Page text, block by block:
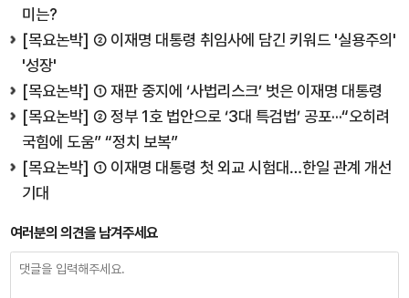
미는?
[목요논박] ② 이재명 대통령 취임사에 담긴 키워드 '실용주의'
'성장'
[목요논박] ① 재판 중지에 ‘사법리스크’ 벗은 이재명 대통령
[목요논박] ② 정부 1호 법안으로 ‘3대 특검법’ 공포···“오히려
국힘에 도움” “정치 보복”
[목요논박] ① 이재명 대통령 첫 외교 시험대…한일 관계 개선
기대
여러분의 의견을 남겨주세요